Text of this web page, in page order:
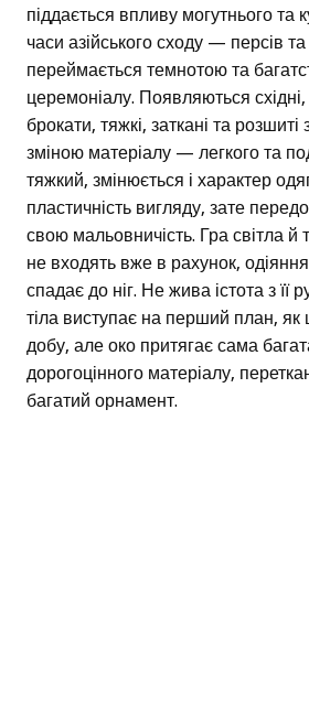
піддається впливу могутнього та
часи азійського сходу — персів та
переймається темнотою та
церемоніалу. Появляються східні,
брокати, тяжкі, заткані та
зміною матеріалу — легкого та
тяжкий, змінюється і характер
пластичність вигляду, зате
свою мальовничість. Гра світла й
не входять вже в рахунок,
спадає до ніг. Не жива істота з її
тіла виступає на перший план, як
добу, але око притягає сама
дорогоцінного матеріалу,
багатий орнамент.